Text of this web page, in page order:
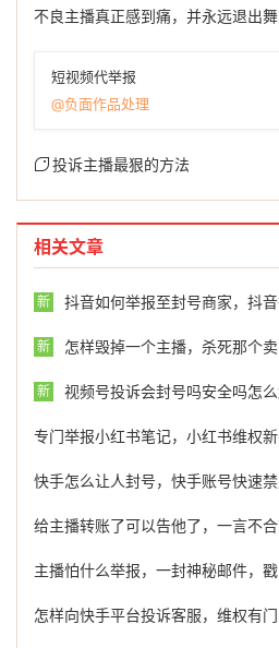
不良主播真正感到痛，并永远退出舞
短视频代举报
@负面作品处理
投诉主播最狠的方法
相关文章
新 抖音如何举报至封号商家，抖音举报封号的
新 怎样毁掉一个主播，杀死那个卖货的人需要几步？
新 视频号投诉会封号吗安全吗怎么解除，视频号投诉机制